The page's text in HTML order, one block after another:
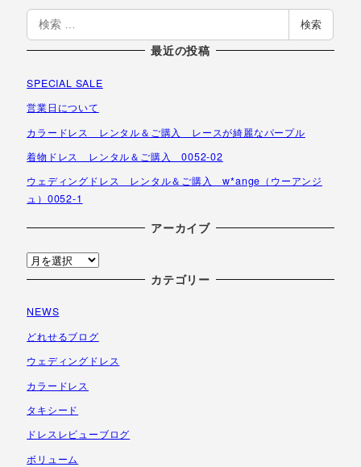
検
索
検索
最近の投稿
SPECIAL SALE
営業日について
カラードレス レンタル＆ご購入 レースが綺麗なパープル
着物ドレス レンタル＆ご購入 0052-02
ウェディングドレス レンタル＆ご購入 w*ange（ウーアンジ
ュ）0052-1
アーカイブ
ア
ー
イ
ブ
カテゴリー
NEWS
どれせるブログ
ウェディングドレス
カラードレス
タキシード
ドレスレビューブログ
ボリューム